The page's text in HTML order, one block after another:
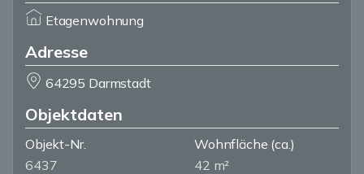
Etagenwohnung
Adresse
64295 Darmstadt
Objektdaten
Objekt-Nr.
6437
Wohnfläche (ca.)
42 m²